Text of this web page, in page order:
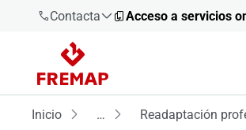
Contacta
900 61 00
61
Acceso a servicios
Inicio …